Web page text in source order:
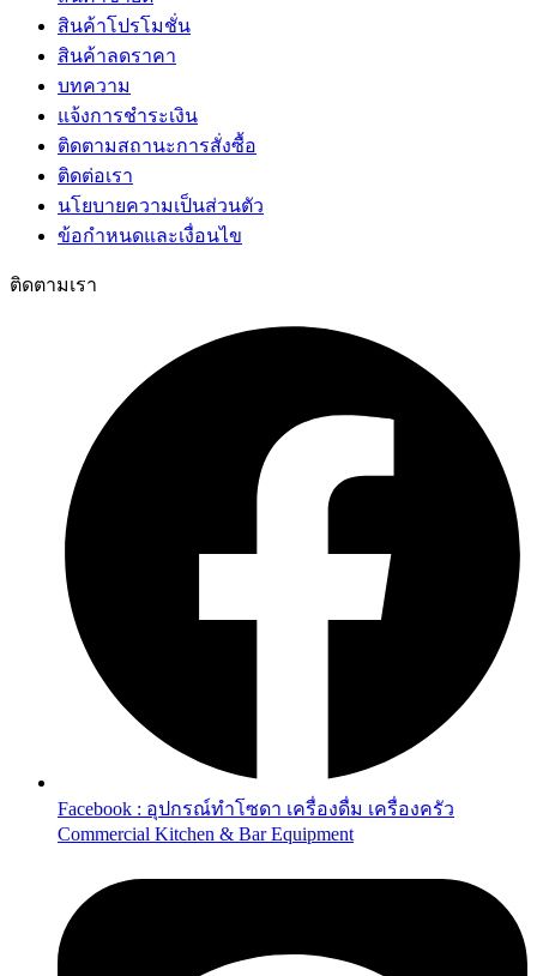
สินค้าโปรโมชั่น
สินค้าลดราคา
บทความ
แจ้งการชำระเงิน
ติดตามสถานะการสั่งซื้อ
ติดต่อเรา
นโยบายความเป็นส่วนตัว
ข้อกำหนดและเงื่อนไข
ติดตามเรา
Facebook : อุปกรณ์ทำโซดา เครื่องดื่ม เครื่องครัว
Commercial Kitchen & Bar Equipment